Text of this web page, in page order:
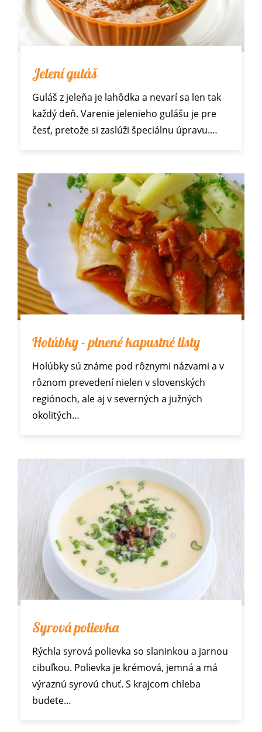
Jelení guláš
Guláš z jeleňa je lahôdka a nevarí sa len tak
každý deň. Varenie jelenieho gulášu je pre
česť, pretože si zaslúži špeciálnu úpravu.…
Holúbky - plnené kapustné listy
Holúbky sú známe pod rôznymi názvami a v
rôznom prevedení nielen v slovenských
regiónoch, ale aj v severných a južných
okolitých…
Syrová polievka
Rýchla syrová polievka so slaninkou a jarnou
cibuľkou. Polievka je krémová, jemná a má
výraznú syrovú chuť. S krajcom chleba
budete…